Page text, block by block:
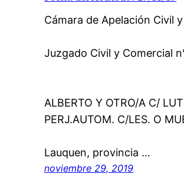
Cámara de Apelación
Juzgado Civil y Comercial
Libro:
Autos:
ALBERTO Y OTRO/A C/
PERJ.AUTOM. C/LES. O
En la
Lauquen, provincia …
noviembre 29, 2019